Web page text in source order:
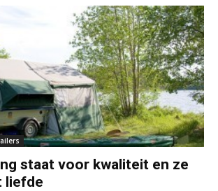
staat voor kwaliteit en ze
liefde